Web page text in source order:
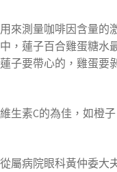
來測量咖啡因含量
，蓮子百合雞蛋糖
子要帶心的，雞蛋要
生素C的為佳，如橙
屬病院眼科黃仲委大